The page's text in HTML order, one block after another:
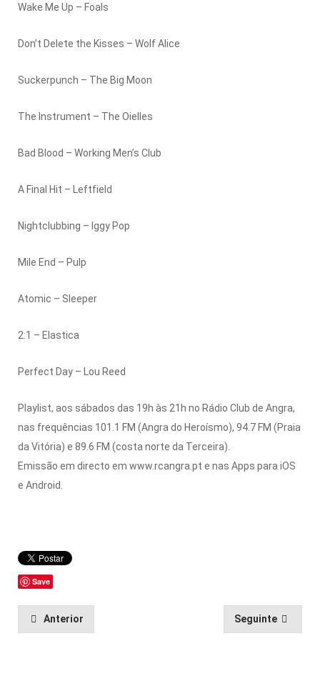
Wake Me Up – Foals
Don’t Delete the Kisses – Wolf Alice
Suckerpunch – The Big Moon
The Instrument – The Oielles
Bad Blood – Working Men’s Club
A Final Hit – Leftfield
Nightclubbing – Iggy Pop
Mile End – Pulp
Atomic – Sleeper
2:1 – Elastica
Perfect Day – Lou Reed
Playlist, aos sábados das 19h às 21h no Rádio Club de Angra,
nas frequências 101.1 FM (Angra do Heroísmo), 94.7 FM (Praia
da Vitória) e 89.6 FM (costa norte da Terceira).
Emissão em directo em www.rcangra.pt e nas Apps para iOS
e Android.
Save
Anterior Seguinte